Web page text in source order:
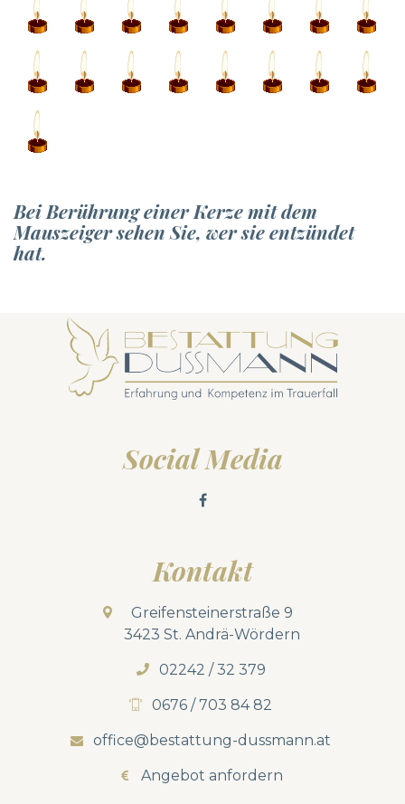
Bei Berührung einer Kerze mit dem
Mauszeiger sehen Sie, wer sie entzündet
hat.
Social Media
Kontakt
Greifensteinerstraße 9
3423 St. Andrä-Wördern
02242 / 32 379
0676 / 703 84 82
office@bestattung-dussmann.at
Angebot anfordern